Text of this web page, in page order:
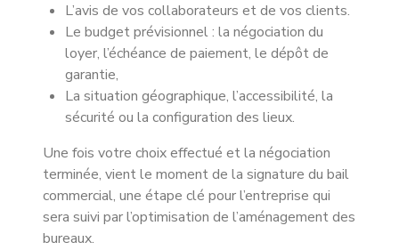
L’avis de vos collaborateurs et de vos clients.
Le budget prévisionnel : la négociation du
loyer, l’échéance de paiement, le dépôt de
garantie,
La situation géographique, l’accessibilité, la
sécurité ou la configuration des lieux.
Une fois votre choix effectué et la négociation
terminée, vient le moment de la signature du bail
commercial, une étape clé pour l’entreprise qui
sera suivi par l’optimisation de l’aménagement des
bureaux.